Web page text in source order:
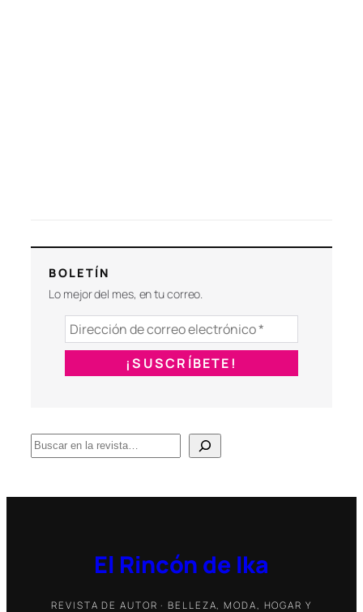
BOLETÍN
Lo mejor del mes, en tu correo.
B
u
c
El Rincón de Ika
REVISTA DE AUTOR · BELLEZA, MODA, HOGAR Y